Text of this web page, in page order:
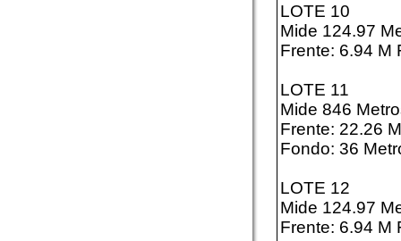
LOTE 10
Mide 124.97
Frente: 6.94 M
LOTE 11
Mide 846
Frente: 22.26
Fondo: 36
LOTE 12
Mide 124.97
Frente: 6.94 M